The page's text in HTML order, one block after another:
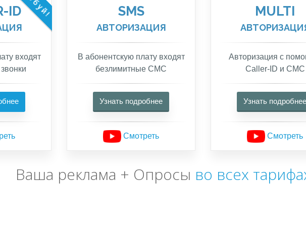
ID
входят
SMS
АВТОРИЗАЦИЯ
В абонентскую плату входят
безлимитные СМС
Узнать подробнее
Смотреть
MULTI
Авторизация с
Caller-ID и СМС
Узнать подробнее
Смотреть
Ваша реклама + Опросы во всех